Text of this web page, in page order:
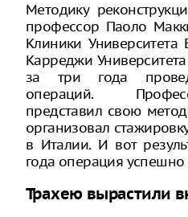
Методику
профессор Паоло
Клиники
Карреджи
за три года
операций.
представил свою
организовал
в Италии. И вот
года операция
Трахею вырастили